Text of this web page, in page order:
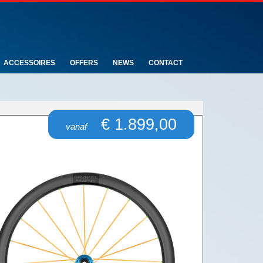
ACCESSOIRES OFFERS NEWS CONTACT
vanaf€ 1.899,00